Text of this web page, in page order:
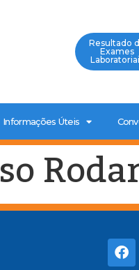
Resultado
Exames
Informações Úteis